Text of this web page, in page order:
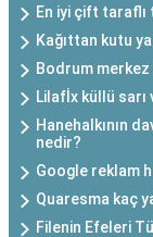
En iyi çift taraflı
Kağıttan kutu
Bodrum
Lilafİx küllü sarı
Hanehalkının
nedir?
Google reklam
Quaresma kaç
Filenin Efeleri